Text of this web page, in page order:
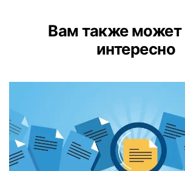
Вам также
интересно